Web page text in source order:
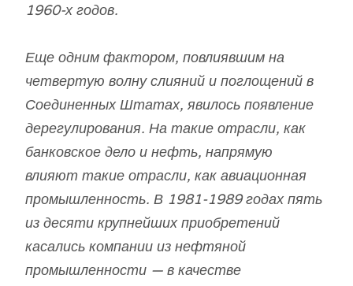
1960-х годов.
Еще одним фактором, повлиявшим на
четвертую волну слияний и поглощений в
Соединенных Штатах, явилось появление
дерегулирования. На такие отрасли, как
банковское дело и нефть, напрямую
влияют такие отрасли, как авиационная
промышленность. В 1981-1989 годах пять
из десяти крупнейших приобретений
касались компании из нефтяной
промышленности — в качестве